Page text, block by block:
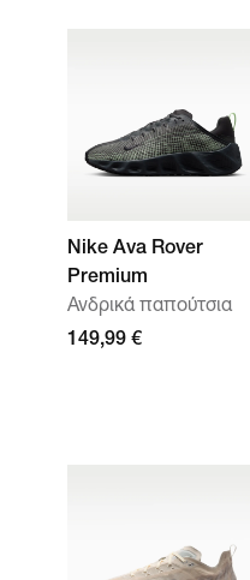
Nike Ava Rover
Premium
Ανδρικά παπούτσια
149,99 €